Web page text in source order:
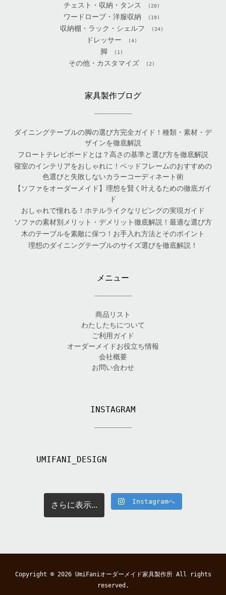
チェスト・収納・タンス (20)
ワードローブ・洋服収納 (19)
収納棚・ラック・シェルフ (24)
ドレッサー (4)
脚 (1)
その他・カスタマイズ (2)
家具製作ブログ
ダイニングテーブルの脚の選び方完全ガイド！種類・素材・デ
ザインを徹底解説
フロートテレビボードとは？高さの基準と選び方を徹底解説
寝室のインテリアをおしゃれに！ベッドフレームのおすすめの
色選びと失敗しないカラーコーディネート術
【ソファをオーダーメイド】理想を賢く叶えるための徹底ガイ
ド
おしゃれで憧れる！ホテルライクなリビングの実現ガイド
ソファの素材別メリット・デメリット徹底解説！最適な選び方
木のテーブルを素敵に保つ！お手入れ方法とそのポイント
理想のダイニングテーブルのサイズ選びを徹底解説！
メニュー
商品リスト
わたしたちについて
ご利用ガイド
オーダーメイドお役立ち情報
会社概要
お問い合わせ
INSTAGRAM
UMIFANI_DESIGN
さらに表示... Instagramへ
Copyright © 2026 UmiFaniオーダーメイド家具製作所All rights
reserved.